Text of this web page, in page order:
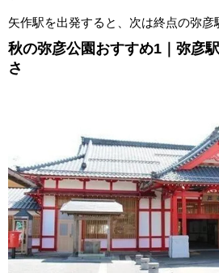
矢作駅を出発すると、次は終点の弥彦
秋の弥彦公園おすすめ1｜弥彦
さ